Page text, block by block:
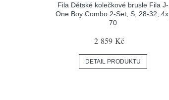
Fila Dětské kolečkové brusle Fila J-
One Boy Combo 2-Set, S, 28-32, 4x,
70
2 859 Kč
DETAIL PRODUKTU